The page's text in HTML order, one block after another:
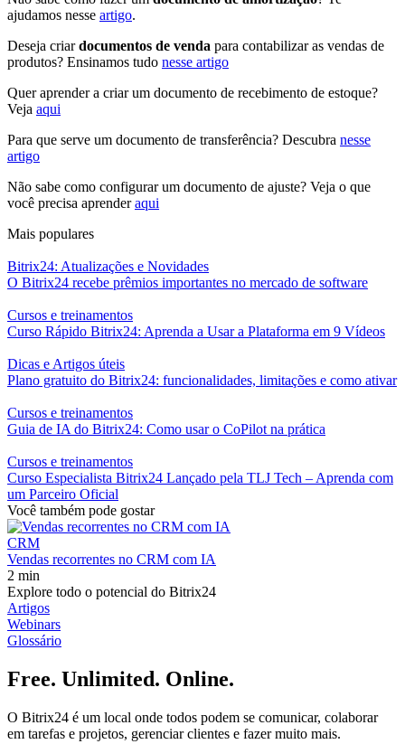
ajudamos nesse artigo.
Deseja criardocumentos de venda para contabilizar as vendas de
produtos? Ensinamos tudo nesse artigo
Quer aprender a criar um documento de recebimento de estoque?
Veja aqui
Para que serve um documento de transferência? Descubra nesse
artigo
Não sabe como configurar um documento de ajuste? Veja o que
você precisa aprenderaqui
Mais populares
Bitrix24: Atualizações e Novidades
O Bitrix24 recebe prêmios importantes no mercado de software
Cursos e treinamentos
Curso Rápido Bitrix24: Aprenda a Usar a Plataforma em 9 Vídeos
Dicas e Artigos úteis
Plano gratuito do Bitrix24: funcionalidades, limitações e como ativar
Cursos e treinamentos
Guia de IA do Bitrix24: Como usar o CoPilot na prática
Cursos e treinamentos
Curso Especialista Bitrix24 Lançado pela TLJ Tech – Aprenda com
um Parceiro Oficial
Você também pode gostar
CRM
Vendas recorrentes no CRM com IA
2 min
Explore todo o potencial do Bitrix24
Artigos
Webinars
Glossário
Free. Unlimited. Online.
O Bitrix24 é um local onde todos podem se comunicar, colaborar
em tarefas e projetos, gerenciar clientes e fazer muito mais.